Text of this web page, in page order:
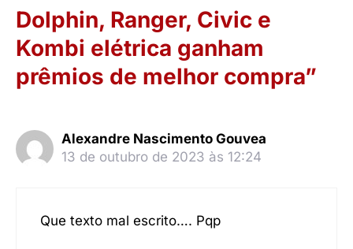
Dolphin, Ranger, Civic e
Kombi elétrica ganham
prêmios de melhor compra”
Alexandre Nascimento Gouvea
13 de outubro de 2023 às 12:24
Que texto mal escrito…. Pqp